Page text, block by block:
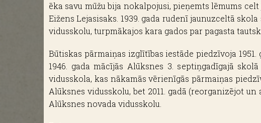
ēka savu mūžu bija nokalpojusi, pieņemts lēmums
Eižens Lejasisaks. 1939. gada rudenī jaunuzceltā
vidusskolu, turpmākajos kara gados par pagasta
Būtiskas pārmaiņas izglītības iestāde piedzīvoja
1946. gada mācījās Alūksnes 3. septiņgadīgajā
vidusskola, kas nākamās vērienīgās pārmaiņas
Alūksnes vidusskolu, bet 2011. gadā (reorganizējot
Alūksnes novada vidusskolu.